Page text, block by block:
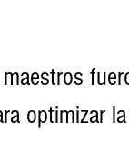
optimizar